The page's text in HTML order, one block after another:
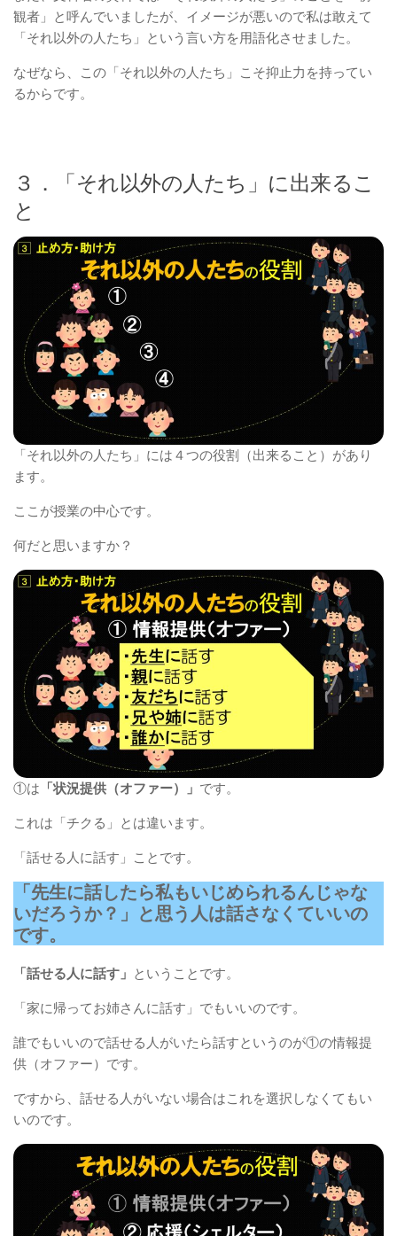
観者」と呼んでいましたが、イメージが悪いので私は敢えて
「それ以外の人たち」という言い方を用語化させました。
なぜなら、この「それ以外の人たち」こそ抑止力を持ってい
るからです。
３．「それ以外の人たち」に出来るこ
と
「それ以外の人たち」には４つの役割（出来ること）があり
ます。
ここが授業の中心です。
何だと思いますか？
①は 「状況提供（オファー）」 です。
これは「チクる」とは違います。
「話せる人に話す」ことです。
「先生に話したら私もいじめられるんじゃな
いだろうか？」と思う人は話さなくていいの
です。
「話せる人に話す」 ということです。
「家に帰ってお姉さんに話す」でもいいのです。
誰でもいいので話せる人がいたら話すというのが①の情報提
供（オファー）です。
ですから、話せる人がいない場合はこれを選択しなくてもい
いのです。